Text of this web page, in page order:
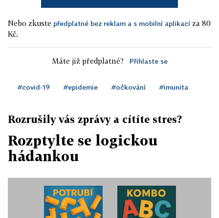
Nebo zkuste předplatné bez reklam a s mobilní aplikací za 80
Kč.
Máte již předplatné? Přihlaste se
#covid-19 #epidemie #očkování #imunita
Rozrušily vás zprávy a cítíte stres?
Rozptylte se logickou
hádankou